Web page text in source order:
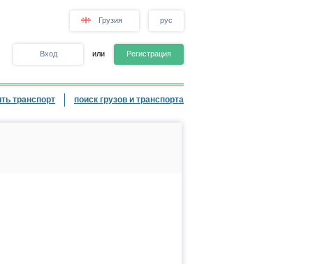
Грузия рус
Вход или Регистрация
транспорт поиск грузов и транспорта